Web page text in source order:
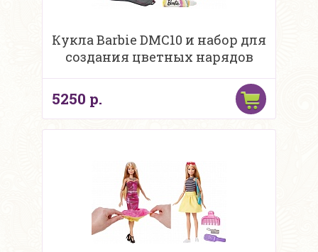
Кукла Barbie DMC10 и набор для
создания цветных нарядов
5250 р.